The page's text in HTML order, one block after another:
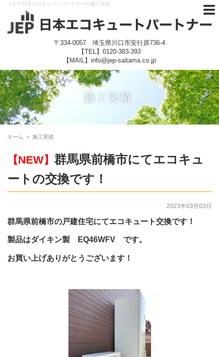
ＪＥＰ日本エコキュートパートナーの施工実績
〒334-0057 埼玉県川口市安行原736-4
【TEL】 0120-383-393
【MAIL】info@jep-saitama.co.jp
ホーム > 施工実績
【NEW】 群馬県前橋市にてエコキュ
ートの交換です！
2023年03月03日
群馬県前橋市の戸建住宅にてエコキュート交換です！
製品はダイキン製 EQ46WFV です。
お買い上げありがとうございます！